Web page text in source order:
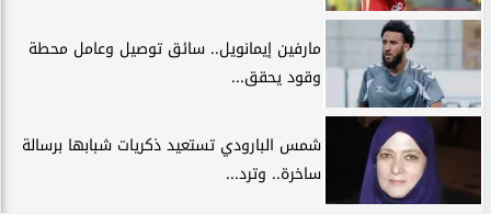
مارفين إيمانويل.. سائق توصيل وعامل محطة
وقود يحقق...
شمس البارودي تستعيد ذكريات شبابها برسالة
ساخرة.. وترد...